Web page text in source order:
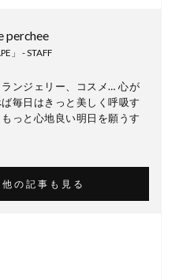
perchee
」 - STAFF
ンジェリー、コスメ… 心が
毎日はきっと美しく呼吸す
っと心地良い明日を願うす
の記事も見る